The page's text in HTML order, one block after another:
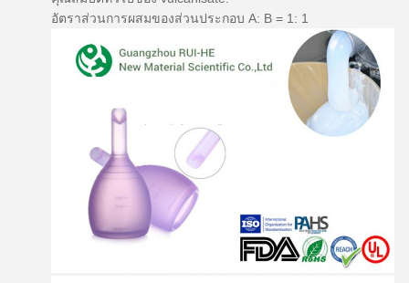
อัตราส่วนการผสมของส่วนประกอบ A: B = 1: 1